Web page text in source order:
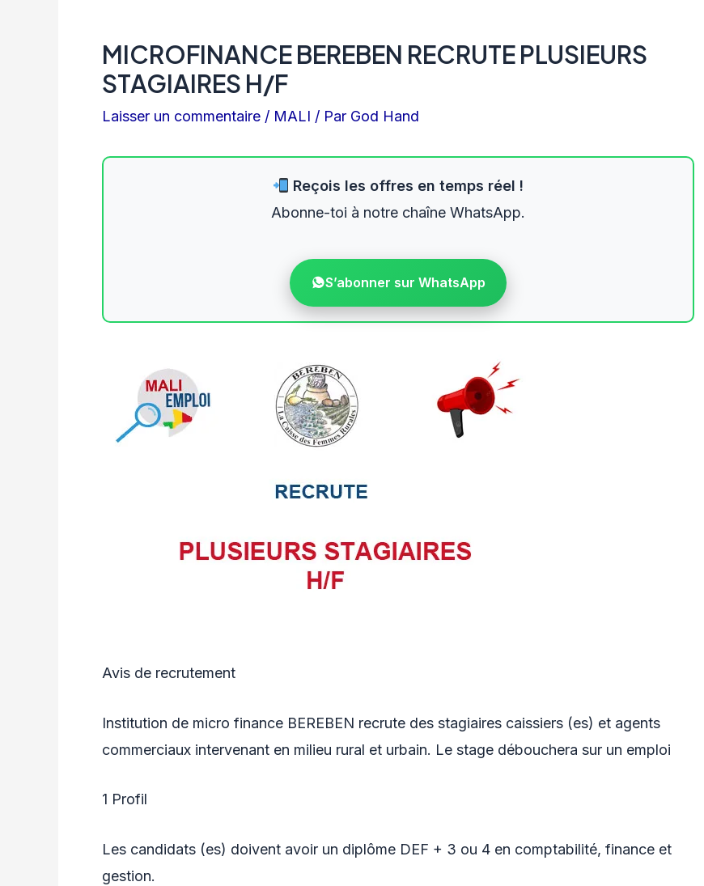
MICROFINANCE BEREBEN RECRUTE PLUSIEURS
STAGIAIRES H/F
Laisser un commentaire / MALI / Par God Hand
Reçois les offres en temps réel !
Abonne-toi à notre chaîne WhatsApp.
S’abonner sur WhatsApp
Avis de recrutement
Institution de micro finance BEREBEN recrute des stagiaires caissiers (es) et agents
commerciaux intervenant en milieu rural et urbain. Le stage débouchera sur un emploi
1 Profil
Les candidats (es) doivent avoir un diplôme DEF + 3 ou 4 en comptabilité, finance et
gestion.